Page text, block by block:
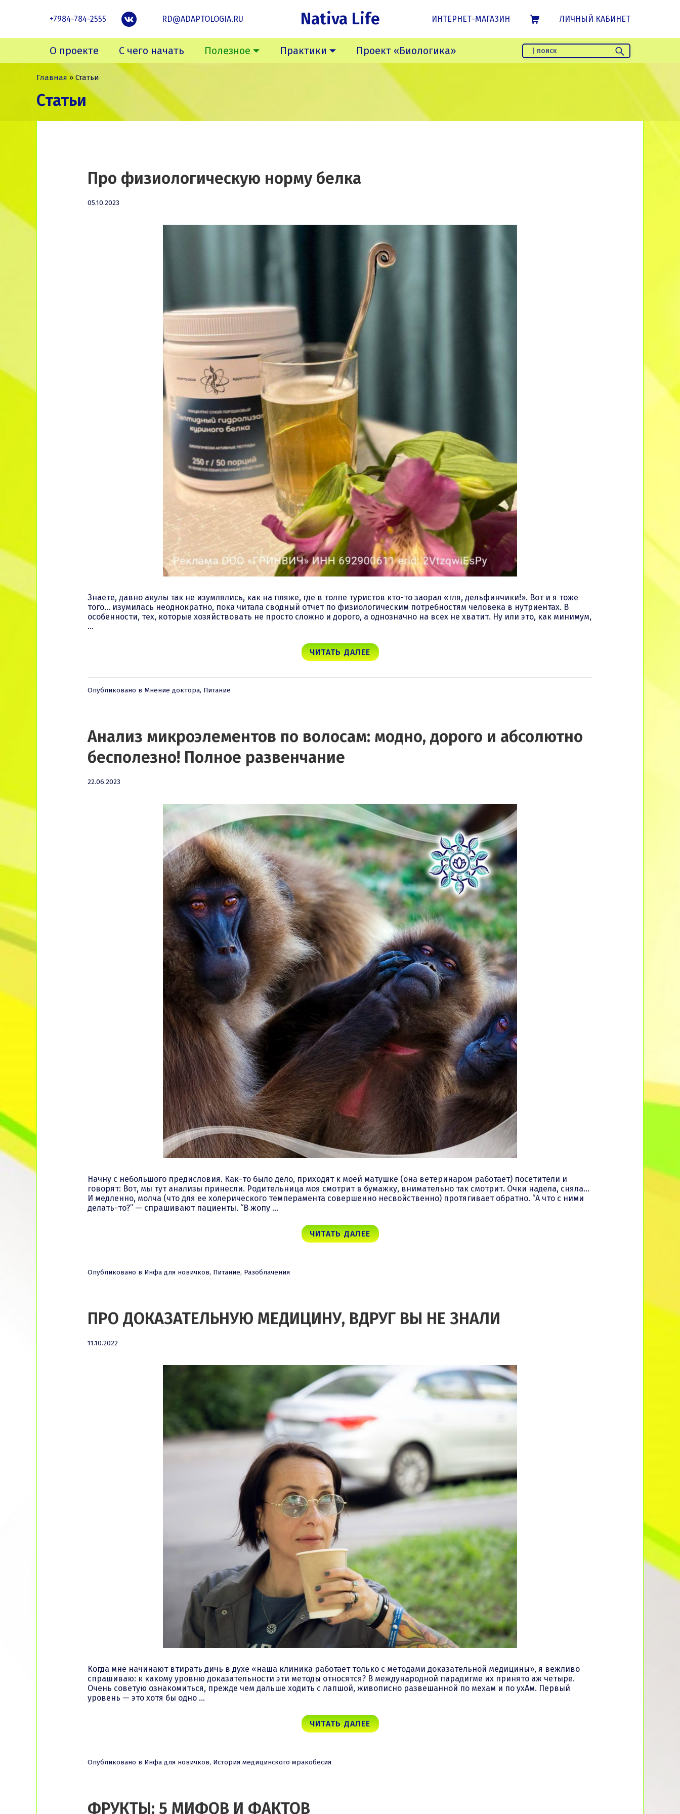
+7984-784-2555 VK RD@ADAPTOLOGIA.RU Nativa Life ИНТЕРНЕТ-МАГАЗИН SHOPPING CARTЛИЧНЫЙ КАБИНЕТ
О проекте С чего начать Полезное Практики Проект «Биологика» Найти:
Главная »Статьи
Статьи
Про физиологическую норму белка
05.10.2023
Знаете, давно акулы так не изумлялись, как на пляже, где в толпе туристов кто-то заорал «гля, дельфинчики!». Вот и я тоже
того… изумилась неоднократно, пока читала сводный отчет по физиологическим потребностям человека в нутриентах. В
особенности, тех, которые хозяйствовать не просто сложно и дорого, а однозначно на всех не хватит. Ну или это, как минимум,
…
ЧИТАТЬ ДАЛЕЕ
Опубликовано в Мнение доктора, Питание
Анализ микроэлементов по волосам: модно, дорого и абсолютно
бесполезно! Полное развенчание
22.06.2023
Начну с небольшого предисловия. Как-то было дело, приходят к моей матушке (она ветеринаром работает) посетители и
говорят: Вот, мы тут анализы принесли. Родительница моя смотрит в бумажку, внимательно так смотрит. Очки надела, сняла…
И медленно, молча (что для ее холерического темперамента совершенно несвойственно) протягивает обратно. “А что с ними
делать-то?” — спрашивают пациенты. “В жопу …
ЧИТАТЬ ДАЛЕЕ
Опубликовано в Инфа для новичков, Питание, Разоблачения
ПРО ДОКАЗАТЕЛЬНУЮ МЕДИЦИНУ, ВДРУГ ВЫ НЕ ЗНАЛИ
11.10.2022
Когда мне начинают втирать дичь в духе «наша клиника работает только с методами доказательной медицины», я вежливо
спрашиваю: к какому уровню доказательности эти методы относятся? В международной парадигме их принято аж четыре.
Очень советую ознакомиться, прежде чем дальше ходить с лапшой, живописно развешанной по мехам и по ухАм. Первый
уровень — это хотя бы одно …
ЧИТАТЬ ДАЛЕЕ
Опубликовано в Инфа для новичков, История медицинского мракобесия
ФРУКТЫ: 5 МИФОВ И ФАКТОВ